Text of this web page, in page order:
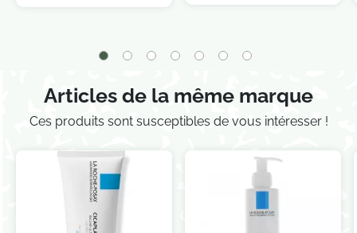
Articles de la même marque
Ces produits sont susceptibles de vous intéresser !